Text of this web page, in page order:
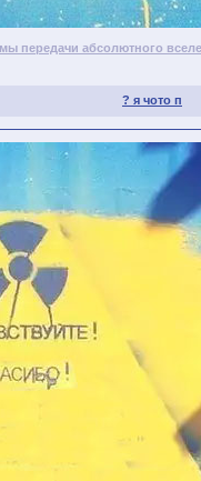
передачи абсолютного
? я чото п